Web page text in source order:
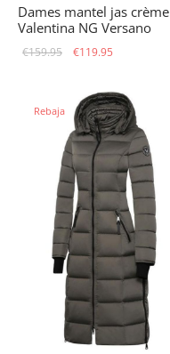
Dames mantel jas crème
Valentina NG Versano
€159.95
El precio
era:
€159.95.
€119.95
es:
€119.95.
Rebaja